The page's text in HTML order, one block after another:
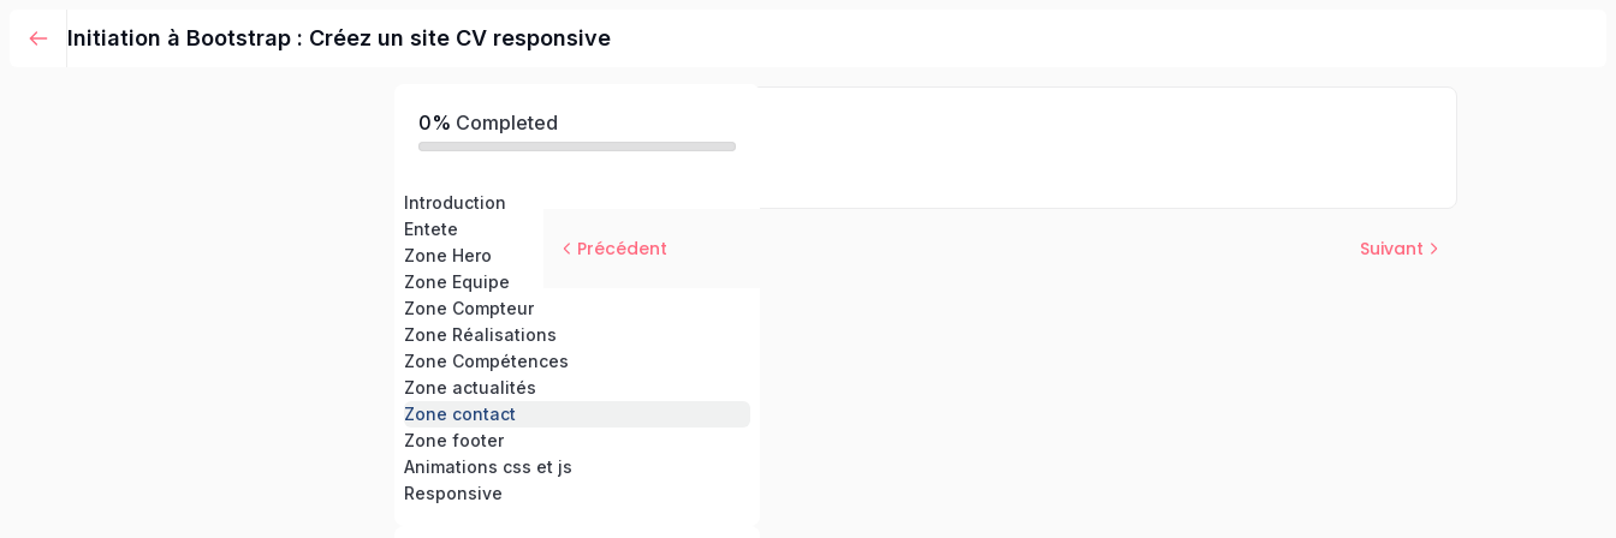
Initiation à Bootstrap : Créez un site CV responsive
0% Completed
Introduction
Entete
Zone Hero
Zone Equipe
Zone Compteur
Zone Réalisations
Zone Compétences
Zone actualités
Zone contact
Zone footer
Animations css et js
Responsive
Précédent Suivant